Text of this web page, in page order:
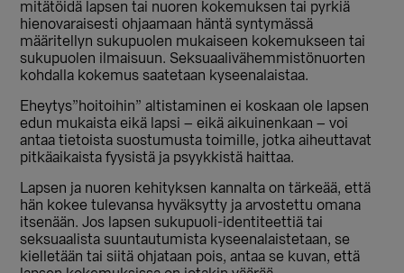
mitätöidä lapsen tai nuoren kokemuksen tai pyrkiä
hienovaraisesti ohjaamaan häntä syntymässä
määritellyn sukupuolen mukaiseen kokemukseen tai
sukupuolen ilmaisuun. Seksuaalivähemmistönuorten
kohdalla kokemus saatetaan kyseenalaistaa.
Eheytys”hoitoihin” altistaminen ei koskaan ole lapsen
edun mukaista eikä lapsi – eikä aikuinenkaan – voi
antaa tietoista suostumusta toimille, jotka aiheuttavat
pitkäaikaista fyysistä ja psyykkistä haittaa.
Lapsen ja nuoren kehityksen kannalta on tärkeää, että
hän kokee tulevansa hyväksytty ja arvostettu omana
itsenään. Jos lapsen sukupuoli-identiteettiä tai
seksuaalista suuntautumista kyseenalaistetaan, se
kielletään tai siitä ohjataan pois, antaa se kuvan, että